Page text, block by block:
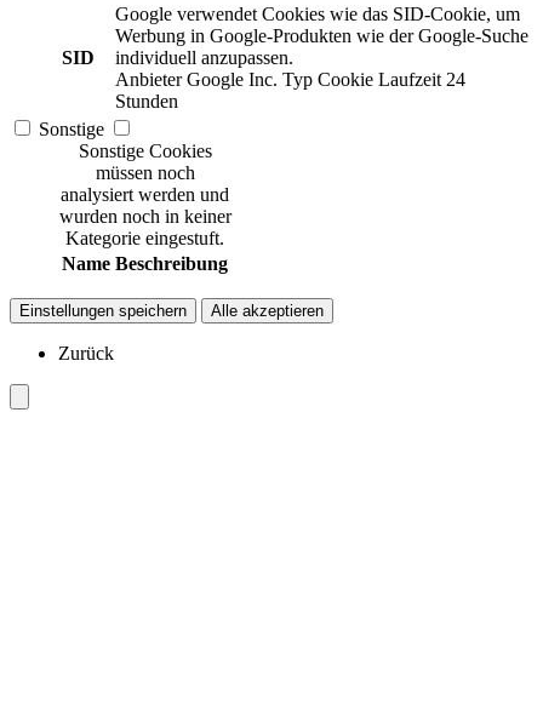
SID
Google verwendet Cookies wie das SID-Cookie, um
Werbung in Google-Produkten wie der Google-Suche
individuell anzupassen.
Anbieter Google Inc. Typ Cookie Laufzeit 24
Stunden
Sonstige
Sonstige Cookies
müssen noch
analysiert werden und
wurden noch in keiner
Kategorie eingestuft.
Name Beschreibung
Einstellungen speichern Alle akzeptieren
Zurück